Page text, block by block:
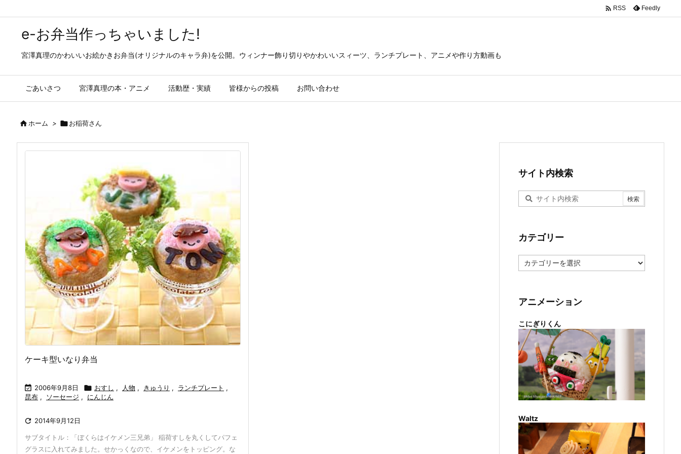
e-お弁当作っちゃいました!
宮澤真理のかわいいお絵かきお弁当(オリジナルのキャラ弁)を公開。ウィンナー飾り切りやかわいいスィーツ、ランチプレート、アニメや作り方動画も
ごあいさつ 宮澤真理の本・アニメ 活動歴・実績 皆様からの投稿 お問い合わせ
 RSS Feedly
ホーム > お稲荷さん
ケーキ型いなり弁当
 2006年9月8日  おすし , 人物 , きゅうり , ランチプレート ,
昆布 , ソーセージ , にんじん
 2014年9月12日
サブタイトル：「ぼくらはイケメン三兄弟」 稲荷すしを丸くしてパフェ
グラスに入れてみました。せかっくなので、イケメンをトッピング。な
サイト内検索
カテゴリー
テ
ー
アニメーション
こにぎりくん
Waltz